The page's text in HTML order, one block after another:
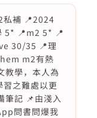
私補 📍2024
5* 📍m2 5* 📍
30/35 📍理
m2有熱
教學，本人為
之難處以更
筆記 📌由淺入
問書問爆我